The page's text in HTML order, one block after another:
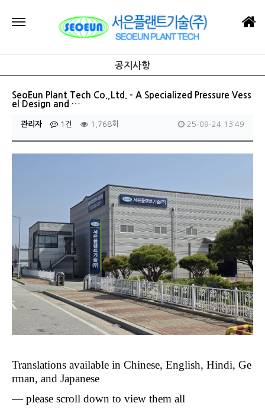
공지사항
SeoEun Plant Tech Co.,Ltd. – A Specialized Pressure Vess
el Design and …
관리자 1건 1,768회 25-09-24 13:49
Translations available in Chinese, English, Hindi, Ge
rman, and Japanese
—please scroll down to view them all